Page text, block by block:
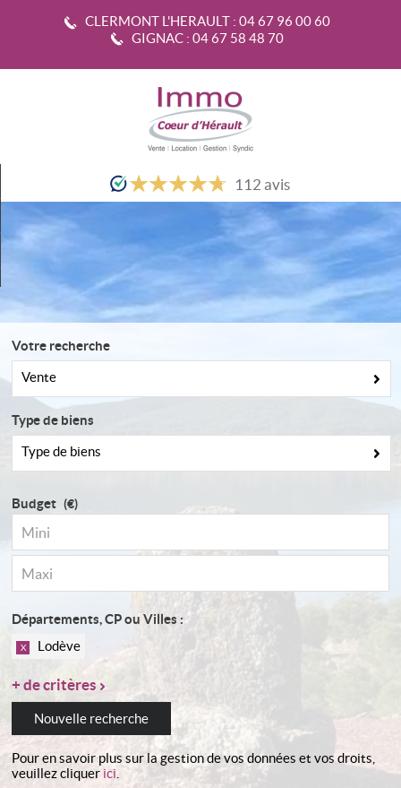
CLERMONT L'HERAULT :04 67 96 00 60
GIGNAC :04 67 58 48 70
112 avis
Nos offres
Alerte-email
Estimation
Nos services
Nos agences
propriétaire
Votre recherche
Vente
Type de biens
Type de biens
Budget (€)
Départements, CP ou Villes :
X Lodève
Nouvelle recherche
Pour en savoir plus sur la gestion de vos données et vos droits,
veuillez cliquer ici